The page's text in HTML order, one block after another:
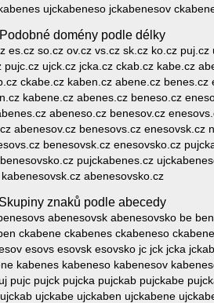
ujckabeneso jckabenesov
Podobné domény podle délky
es.cz so.cz ov.cz vs.cz sk.cz ko.cz
ujck.cz jcka.cz ckab.cz kabe.cz
ckabe.cz kaben.cz abene.cz
kabene.cz abenes.cz beneso.cz
abeneso.cz benesov.cz
abenesov.cz benesovs.cz enesovsk.cz
benesovsk.cz enesovsko.cz
pujckabenes.cz
kabenesovsk.cz abenesovsko.cz
Skupiny znaků podle abecedy
abenesovsk abenesovsko be
ckabene ckabenes ckabeneso
esovs esovsk esovsko jc jck jcka
kabenes kabeneso kabenesov
pujc pujck pujcka pujckab pujckabe
ujckabe ujckaben ujckabene